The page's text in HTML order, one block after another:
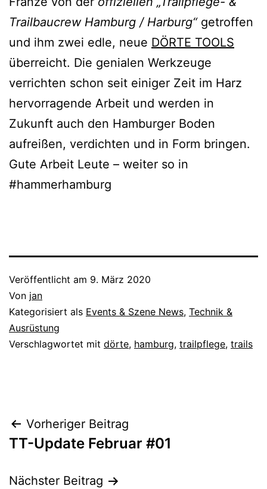
Trailbaucrew Hamburg / Harburg“getroffen
und ihm zwei edle, neue DÖRTE TOOLS
überreicht. Die genialen Werkzeuge
verrichten schon seit einiger Zeit im Harz
hervorragende Arbeit und werden in
Zukunft auch den Hamburger Boden
aufreißen, verdichten und in Form bringen.
Gute Arbeit Leute – weiter so in
#hammerhamburg
Veröffentlicht am 9. März 2020
Von jan
Kategorisiert als Events & Szene News, Technik &
Ausrüstung
Verschlagwortet mit dörte, hamburg, trailpflege, trails
Beitragsnavigation
Vorheriger Beitrag
TT-Update Februar #01
Nächster Beitrag